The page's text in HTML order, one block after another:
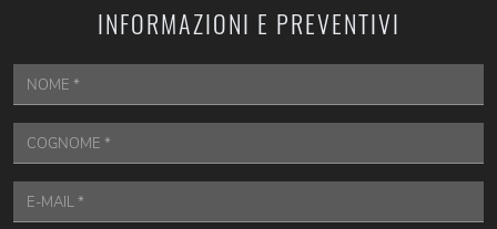
INFORMAZIONI E PREVENTIVI